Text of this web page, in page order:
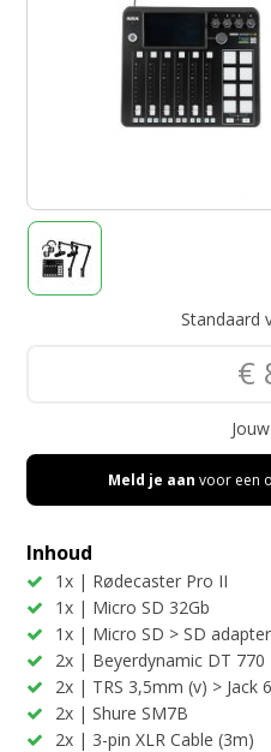
Standaard
€
Meld je aan voor een
Inhoud
1x | Rødecaster Pro II
1x | Micro SD 32Gb
1x | Micro SD > SD adapter
2x | Beyerdynamic DT 770
2x | TRS 3,5mm (v) > Jack
2x | Shure SM7B
2x | 3-pin XLR Cable (3m)